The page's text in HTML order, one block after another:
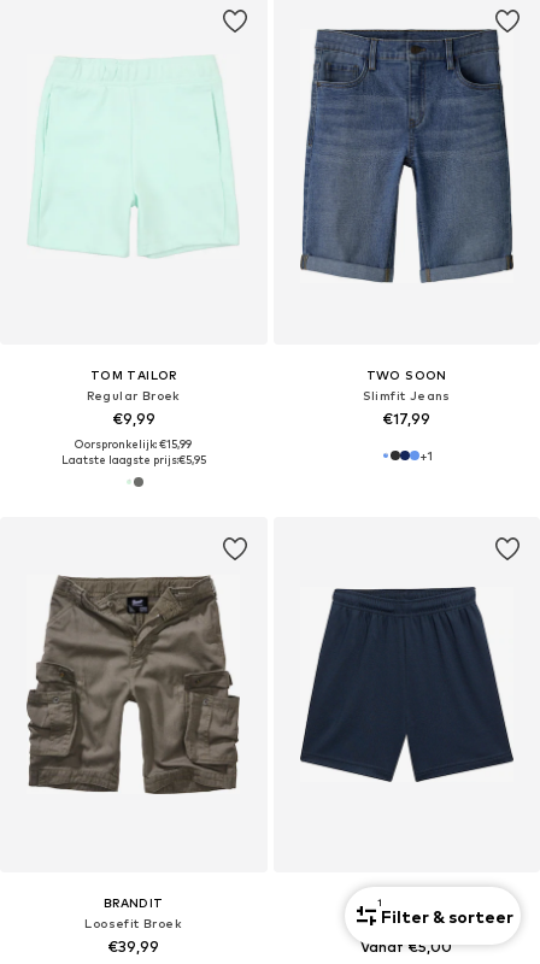
TOM TAILOR
Regular Broek
€9,99
Oorspronkelijk: €15,99
Laatste laagste prijs:€5,95
TWO SOON
Slimfit Jeans
€17,99
+1
BRANDIT
Loosefit Broek
€39,99
Regular Broek
Vanaf €5,00
1
Filter & sorteer